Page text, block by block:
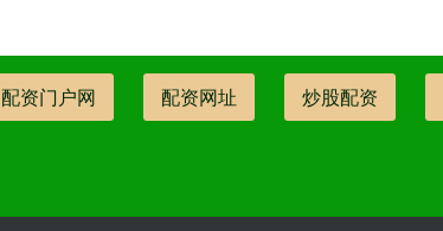
配资门户网 配资网址 炒股配资